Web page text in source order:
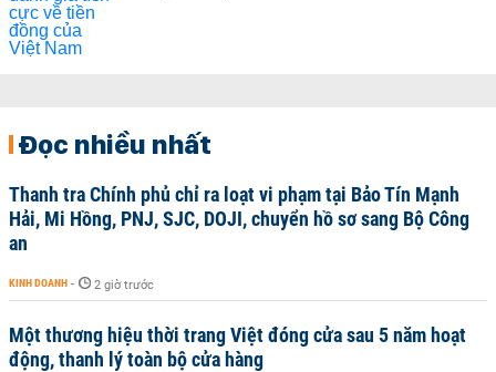
Đọc nhiều nhất
Thanh tra Chính phủ chỉ ra loạt vi phạm tại Bảo Tín Mạnh
Hải, Mi Hồng, PNJ, SJC, DOJI, chuyển hồ sơ sang Bộ Công
an
KINH DOANH - 2 giờ trước
Một thương hiệu thời trang Việt đóng cửa sau 5 năm hoạt
động, thanh lý toàn bộ cửa hàng